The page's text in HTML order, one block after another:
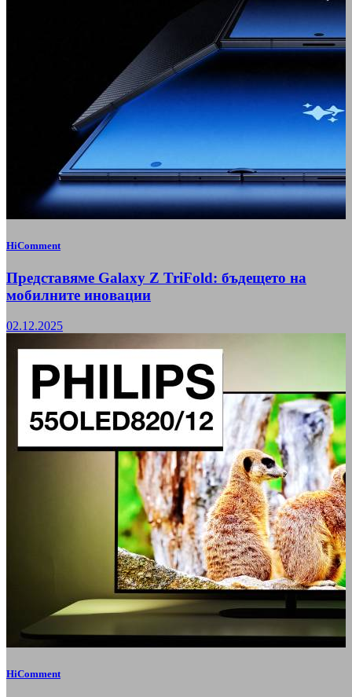
HiComment
Представяме Galaxy Z TriFold: бъдещето на
мобилните иновации
02.12.2025
HiComment